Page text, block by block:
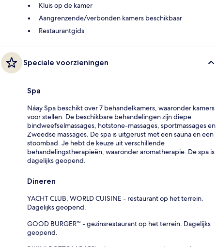
Kluis op de kamer
Aangrenzende/verbonden kamers beschikbaar
Restaurantgids
Speciale voorzieningen
Spa
Náay Spa beschikt over 7 behandelkamers, waaronder kamers
voor stellen. De beschikbare behandelingen zijn diepe
bindweefselmassages, hotstone-massages, sportmassages en
Zweedse massages. De spa is uitgerust met een sauna en een
stoombad. Je hebt de keuze uit verschillende
behandelingstherapieën, waaronder aromatherapie. De spa is
dagelijks geopend.
Dineren
YACHT CLUB, WORLD CUISINE - restaurant op het terrein.
Dagelijks geopend.
GOOD BURGER™ - gezinsrestaurant op het terrein. Dagelijks
geopend.